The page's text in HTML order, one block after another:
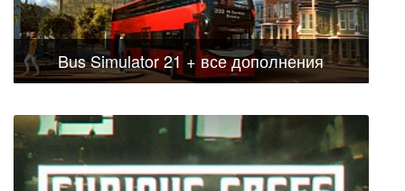
Bus Simulator 21 + все дополнения